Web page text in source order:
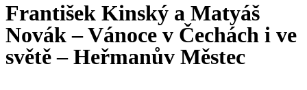
František Kinský a Matyáš
Novák – Vánoce v Čechách i ve
světě – Heřmanův Městec